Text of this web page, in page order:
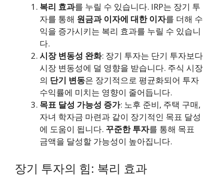
복리 효과를 누릴 수 있습니다. IRP는 장기 투
자를 통해 원금과 이자에 대한 이자를 더해 수
익을 증가시키는 복리 효과를 누릴 수 있습니
다.
시장 변동성 완화: 장기 투자는 단기 투자보다
시장 변동성에 덜 영향을 받습니다. 주식 시장
의 단기 변동은 장기적으로 평균화되어 투자
수익률에 미치는 영향이 줄어듭니다.
목표 달성 가능성 증가: 노후 준비, 주택 구매,
자녀 학자금 마련과 같이 장기적인 목표 달성
에 도움이 됩니다. 꾸준한 투자를 통해 목표
금액을 달성할 가능성이 높아집니다.
장기 투자의 힘: 복리 효과